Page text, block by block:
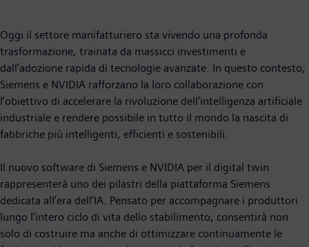
Oggi il settore manifatturiero sta vivendo una profonda
trasformazione, trainata da massicci investimenti e
dall’adozione rapida di tecnologie avanzate. In questo contesto,
Siemens e NVIDIA rafforzano la loro collaborazione con
l’obiettivo di accelerare la rivoluzione dell’intelligenza artificiale
industriale e rendere possibile in tutto il mondo la nascita di
fabbriche più intelligenti, efficienti e sostenibili.
Il nuovo software di Siemens e NVIDIA per il digital twin
rappresenterà uno dei pilastri della piattaforma Siemens
dedicata all’era dell’IA. Pensato per accompagnare i produttori
lungo l’intero ciclo di vita dello stabilimento, consentirà non
solo di costruire ma anche di ottimizzare continuamente le